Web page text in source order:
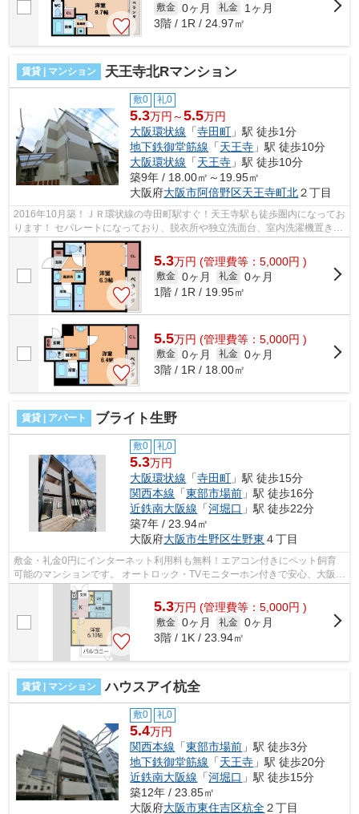
敷金 0ヶ月 礼金
1ヶ月
3階 / 1R / 24.97㎡
賃貸 | マンション 天王寺北Rマンション
敷0 礼0
5.3万円～5.5万円
大阪環状線 「寺田町 」駅 徒歩1分
地下鉄御堂筋線 「天王寺 」駅 徒歩10分
大阪環状線 「天王寺 」駅 徒歩10分
築9年 / 18.00㎡～19.95㎡
大阪府大阪市阿倍野区天王寺町北２丁目
2016年10月築！ＪＲ環状線の寺田町駅すぐ！天王寺駅も徒歩圏内になってお
ります！ セパレートになっており、脱衣所や独立洗面台、室内洗濯機置き場
など設備充実！ ■□■□■□■□■□■□■□■□■...
5.3万円 (管理費等：5,000円 )
敷金 0ヶ月 礼金 0ヶ月
1階 / 1R / 19.95㎡
5.5万円 (管理費等：5,000円 )
敷金 0ヶ月 礼金 0ヶ月
3階 / 1R / 18.00㎡
賃貸 | アパート ブライト生野
敷0 礼0
5.3万円
大阪環状線 「寺田町 」駅 徒歩15分
関西本線 「東部市場前 」駅 徒歩16分
近鉄南大阪線 「河堀口 」駅 徒歩22分
築7年 / 23.94㎡
大阪府大阪市生野区生野東 ４丁目
敷金・礼金0円にインターネット利用料も無料！エアコン付きにペット飼育
可能のマンションです。 オートロック・TVモニターホン付きで安心、大阪環
5.3万円 (管理費等：5,000円 )
敷金 0ヶ月 礼金 0ヶ月
3階 / 1K / 23.94㎡
賃貸 | マンション ハウスアイ杭全
敷0 礼0
5.4万円
関西本線 「東部市場前 」駅 徒歩3分
地下鉄御堂筋線 「天王寺 」駅 徒歩20分
近鉄南大阪線 「河堀口 」駅 徒歩15分
築12年 / 23.85㎡
大阪府大阪市東住吉区杭全２丁目